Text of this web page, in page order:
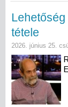
tétele
2026. június 25.